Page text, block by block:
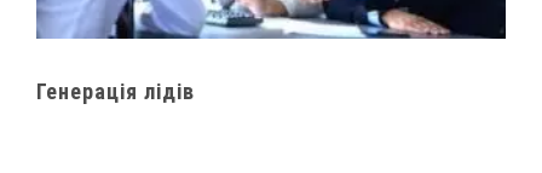
Генерація лідів